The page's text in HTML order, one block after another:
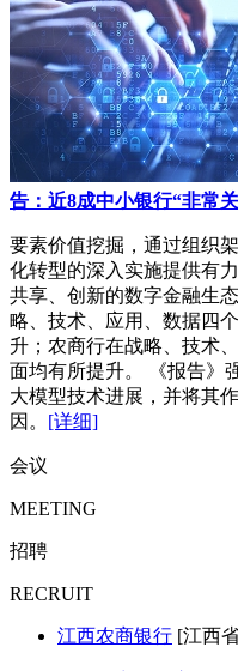
告：近8成中小银行“非常
要素价值挖掘，通过组织
化转型的深入实施提供有
共享、创新的数字金融生
略、技术、应用、数据四
升；农商行在战略、技术
面均有所提升。 《报告》
大模型技术进展，并将其
因。 [详细]
会议
MEETING
招聘
RECRUIT
江西农商银行 [江西